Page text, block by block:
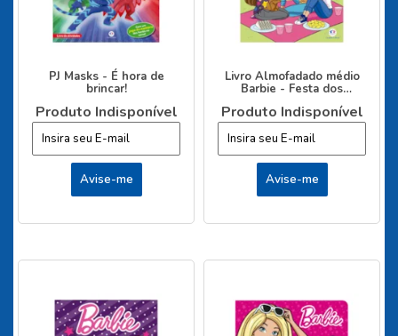
PJ Masks - É hora de
brincar!
Produto Indisponível
Livro Almofadado médio
Barbie - Festa dos
Produto Indisponível